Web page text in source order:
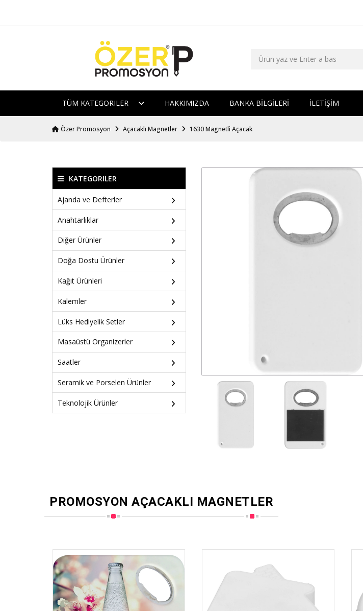
TÜM KATEGORILER HAKKIMIZDA BANKA BİLGİLERİ İLETİŞİM
Özer Promosyon Açacaklı Magnetler 1630 Magnetli Açacak
KATEGORILER
Ajanda ve Defterler
Anahtarlıklar
Diğer Ürünler
Doğa Dostu Ürünler
Kağıt Ürünleri
Kalemler
Lüks Hediyelik Setler
Masaüstü Organizerler
Saatler
Seramik ve Porselen Ürünler
Teknolojik Ürünler
PROMOSYON AÇACAKLI MAGNETLER